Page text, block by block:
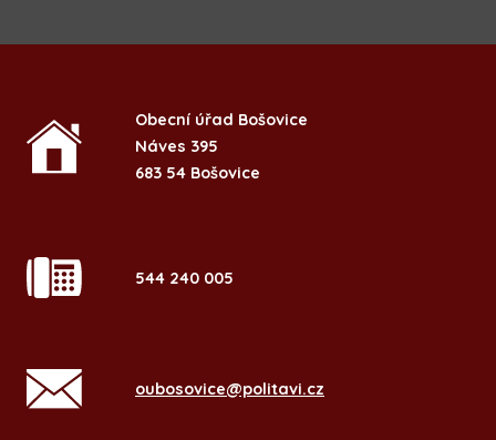
Obecní úřad Bošovice
Náves 395
683 54 Bošovice
544 240 005
oubosovice@politavi.cz